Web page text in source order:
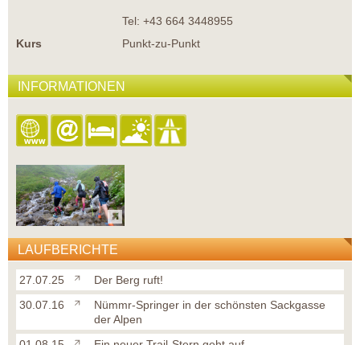
Tel: +43 664 3448955
Kurs
Punkt-zu-Punkt
INFORMATIONEN
LAUFBERICHTE
27.07.25
Der Berg ruft!
30.07.16
Nümmr-Springer in der schönsten Sackgasse
der Alpen